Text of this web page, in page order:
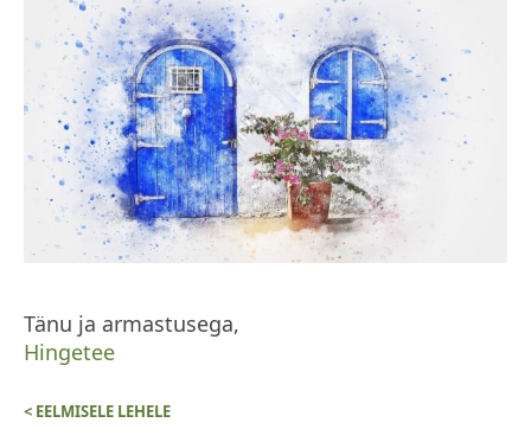
Tänu ja armastusega,
Hingetee
< EELMISELE LEHELE